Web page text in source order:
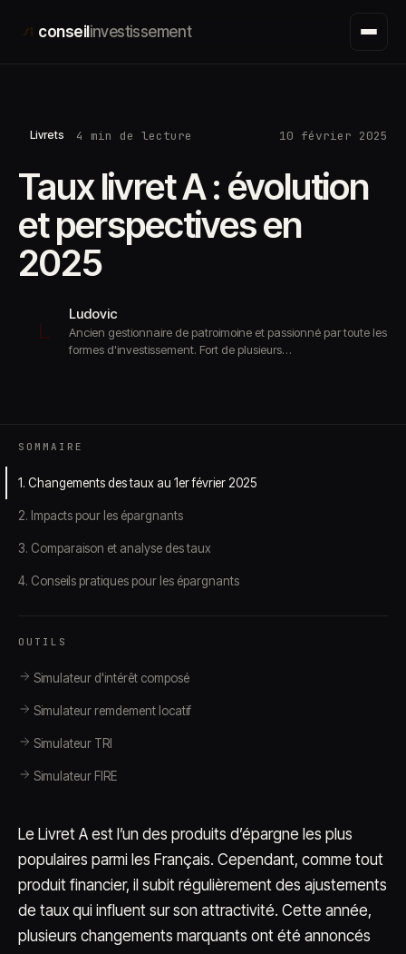
conseilinvestissement
Livrets 4 min de lecture 10 février 2025
Taux livret A : évolution
et perspectives en
2025
L
Ludovic
Ancien gestionnaire de patroimoine et passionné par toute les
formes d'investissement. Fort de plusieurs…
SOMMAIRE
1. Changements des taux au 1er février 2025
2. Impacts pour les épargnants
3. Comparaison et analyse des taux
4. Conseils pratiques pour les épargnants
OUTILS
Simulateur d'intérêt composé
Simulateur remdement locatif
Simulateur TRI
Simulateur FIRE
Le Livret A est l’un des produits d’épargne les plus
populaires parmi les Français. Cependant, comme tout
produit financier, il subit régulièrement des ajustements
de taux qui influent sur son attractivité. Cette année,
plusieurs changements marquants ont été annoncés